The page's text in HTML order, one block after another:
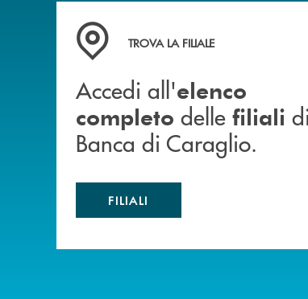
Accedi all' elenco completo delle
TROVA LA FILIALE
Accedi all'elenco
completo delle filiali
Banca di Caraglio.
FILIALI